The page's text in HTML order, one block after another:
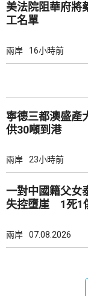
美法院阻華府將
工名單
兩岸 16小時前
寧德三都澳盛
供30噸到港
兩岸 23小時前
一對中國籍父女
失控墮崖 1死1
兩岸 07.08.2026